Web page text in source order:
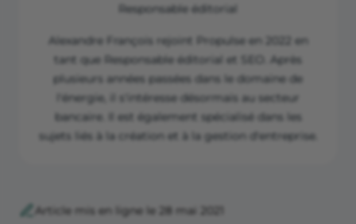
Responsable éditorial
Alexandre François rejoint Propulse en 2022 en
tant que Responsable éditorial et SEO. Après
plusieurs années passées dans le domaine de
l'énergie, il s'intéresse désormais au secteur
bancaire. Il est également spécialisé dans les
sujets liés à la création et à la gestion d'entreprise.
Article mis en ligne le 28 mai 2021